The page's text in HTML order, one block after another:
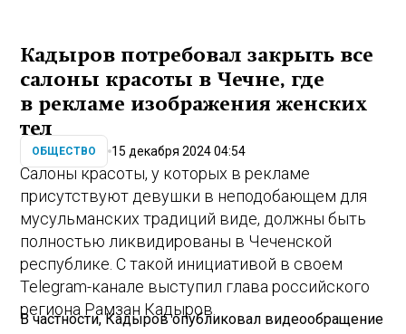
Кадыров потребовал закрыть все
салоны красоты в Чечне, где
в рекламе изображения женских
тел
ОБЩЕСТВО 15 декабря 2024 04:54
Салоны красоты, у которых в рекламе
присутствуют девушки в неподобающем для
мусульманских традиций виде, должны быть
полностью ликвидированы в Чеченской
республике. С такой инициативой в своем
Telegram-канале выступил глава российского
региона Рамзан Кадыров.
В частности, Кадыров опубликовал видеообращение